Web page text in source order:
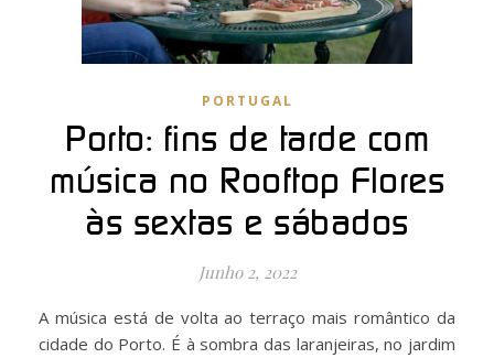
PORTUGAL
Porto: fins de tarde com
música no Rooftop Flores
às sextas e sábados
Junho 2, 2022
A música está de volta ao terraço mais romântico da
cidade do Porto. É à sombra das laranjeiras, no jardim